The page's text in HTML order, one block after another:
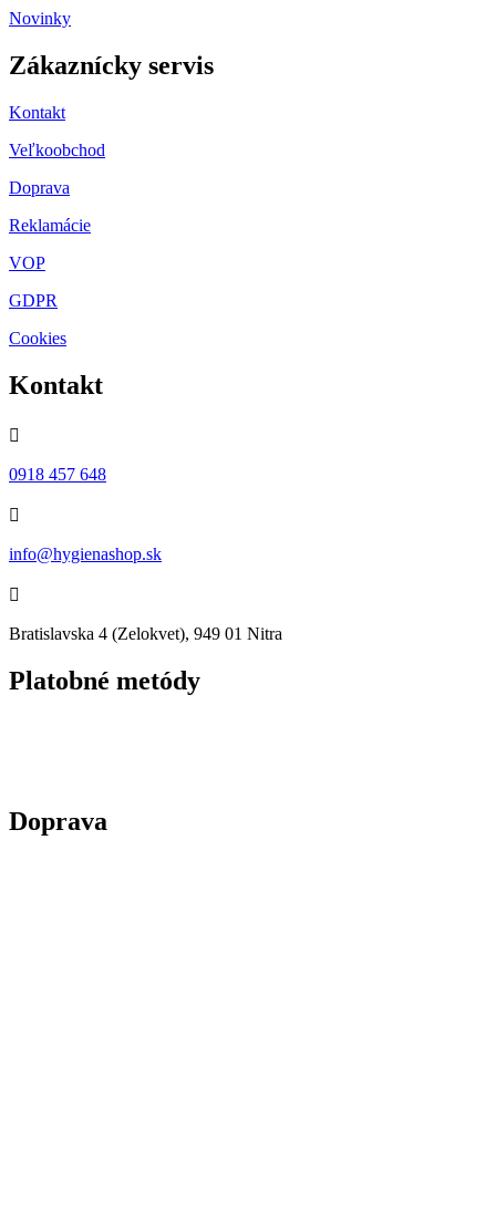
Novinky
Zákaznícky servis
Kontakt
Veľkoobchod
Doprava
Reklamácie
VOP
GDPR
Cookies
Kontakt

0918 457 648

info@hygienashop.sk

Bratislavska 4 (Zelokvet), 949 01 Nitra
Platobné metódy
Doprava